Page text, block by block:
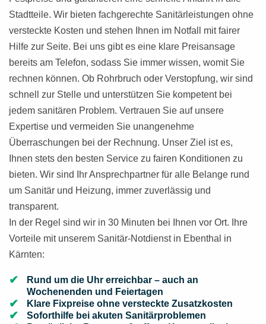
Stadtteile. Wir bieten fachgerechte Sanitärleistungen ohne
versteckte Kosten und stehen Ihnen im Notfall mit fairer
Hilfe zur Seite. Bei uns gibt es eine klare Preisansage
bereits am Telefon, sodass Sie immer wissen, womit Sie
rechnen können. Ob Rohrbruch oder Verstopfung, wir sind
schnell zur Stelle und unterstützen Sie kompetent bei
jedem sanitären Problem. Vertrauen Sie auf unsere
Expertise und vermeiden Sie unangenehme
Überraschungen bei der Rechnung. Unser Ziel ist es,
Ihnen stets den besten Service zu fairen Konditionen zu
bieten. Wir sind Ihr Ansprechpartner für alle Belange rund
um Sanitär und Heizung, immer zuverlässig und
transparent.
In der Regel sind wir in 30 Minuten bei Ihnen vor Ort. Ihre
Vorteile mit unserem Sanitär-Notdienst in Ebenthal in
Kärnten:
Rund um die Uhr erreichbar – auch an
Wochenenden und Feiertagen
Klare Fixpreise ohne versteckte Zusatzkosten
Soforthilfe bei akuten Sanitärproblemen